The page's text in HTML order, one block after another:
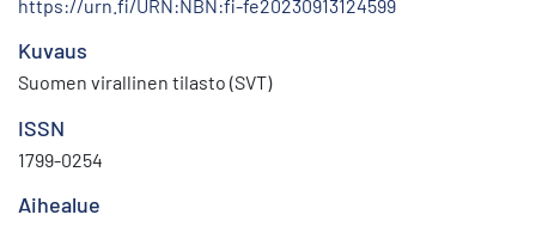
https://urn.fi/URN:NBN:fi-fe20230913124599
Kuvaus
Suomen virallinen tilasto (SVT)
ISSN
1799-0254
Aihealue